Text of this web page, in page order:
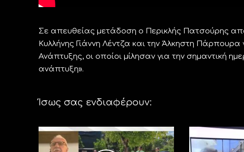
Σε απευθείας μετάδοση ο Περικλής Πατσούρης
Κυλλήνης Γιάννη Λέντζα και την Άλκηστη Πάρπουρα
Ανάπτυξης, οι οποίοι μίλησαν για την σημαντική
ανάπτυξη».
Ίσως σας ενδιαφέρουν: